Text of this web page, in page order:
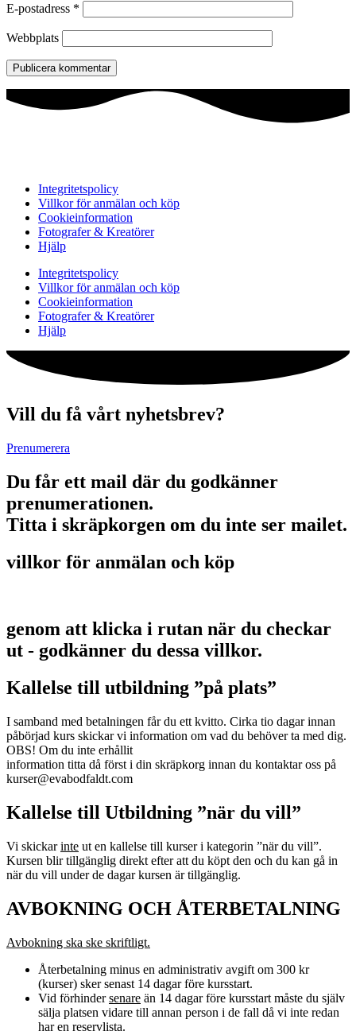
E-postadress *
Webbplats
Integritetspolicy
Villkor för anmälan och köp
Cookieinformation
Fotografer & Kreatörer
Hjälp
Integritetspolicy
Villkor för anmälan och köp
Cookieinformation
Fotografer & Kreatörer
Hjälp
Vill du få vårt nyhetsbrev?
Prenumerera
Du får ett mail där du godkänner
prenumerationen.
Titta i skräpkorgen om du inte ser mailet.
villkor för anmälan och köp
genom att klicka i rutan när du checkar
ut - godkänner du dessa villkor.
Kallelse till utbildning ”på plats”
I samband med betalningen får du ett kvitto. Cirka tio dagar innan
påbörjad kurs skickar vi information om vad du behöver ta med dig.
OBS! Om du inte erhållit
information titta då först i din skräpkorg innan du kontaktar oss på
kurser@evabodfaldt.com
Kallelse till Utbildning ”när du vill”
Vi skickarinte ut en kallelse till kurser i kategorin ”när du vill”.
Kursen blir tillgänglig direkt efter att du köpt den och du kan gå in
när du vill under de dagar kursen är tillgänglig.
AVBOKNING OCH ÅTERBETALNING
Avbokning ska ske skriftligt.
Återbetalning minus en administrativ avgift om 300 kr
(kurser) sker senast 14 dagar före kursstart.
Vid förhindersenare än 14 dagar före kursstart måste du själv
sälja platsen vidare till annan person i de fall då vi inte redan
har en reservlista.